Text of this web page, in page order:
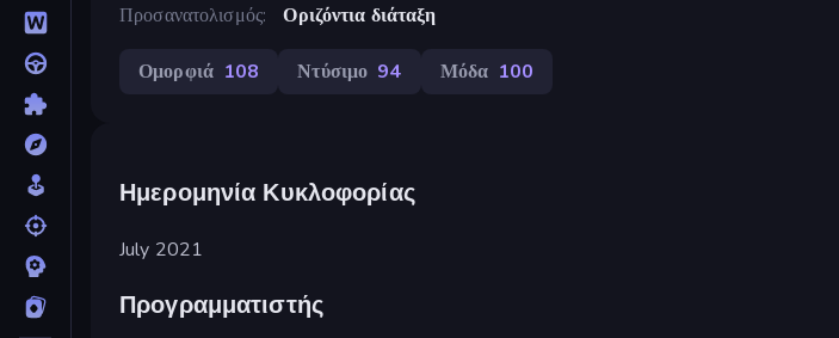
Προσανατολισμός
Οριζόντια διάταξη
Ομορφιά 108 Ντύσιμο 94 Μόδα 100
Ημερομηνία Κυκλοφορίας
July 2021
Προγραμματιστής